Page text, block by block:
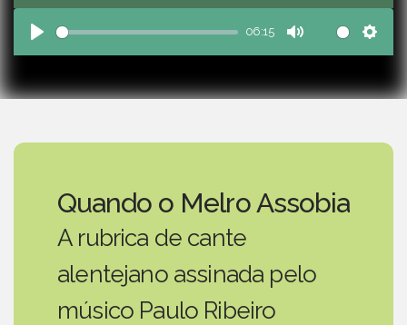
Play
06:15
Mute
Quando o Melro Assobia
A rubrica de cante
alentejano assinada pelo
músico Paulo Ribeiro